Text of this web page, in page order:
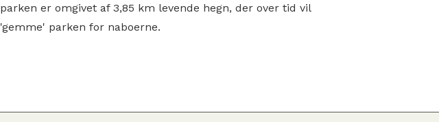
parken er omgivet af 3,85 km levende hegn, der over tid vil
'gemme' parken for naboerne.